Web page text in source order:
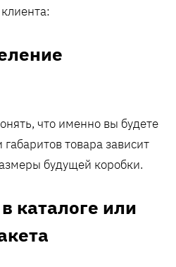
что именно вы будете
товара зависит
будущей коробки.
каталоге или